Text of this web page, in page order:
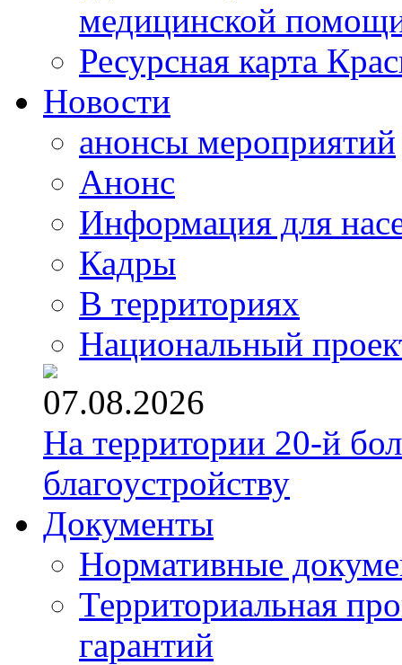
медицинской
Ресурсная карта
Новости
анонсы мероприятий
Анонс
Информация для
Кадры
В территориях
Национальный
07.08.2026
На территории 20-й
благоустройству
Документы
Нормативные
Территориальная
гарантий